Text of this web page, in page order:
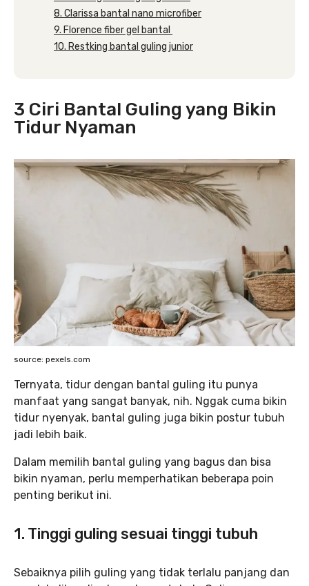
8. Clarissa bantal nano microfiber
9. Florence fiber gel bantal
10. Restking bantal guling junior
3 Ciri Bantal Guling yang Bikin
Tidur Nyaman
source: pexels.com
Ternyata, tidur dengan bantal guling itu punya
manfaat yang sangat banyak, nih. Nggak cuma bikin
tidur nyenyak, bantal guling juga bikin postur tubuh
jadi lebih baik.
Dalam memilih bantal guling yang bagus dan bisa
bikin nyaman, perlu memperhatikan beberapa poin
penting berikut ini.
1. Tinggi guling sesuai tinggi tubuh
Sebaiknya pilih guling yang tidak terlalu panjang dan